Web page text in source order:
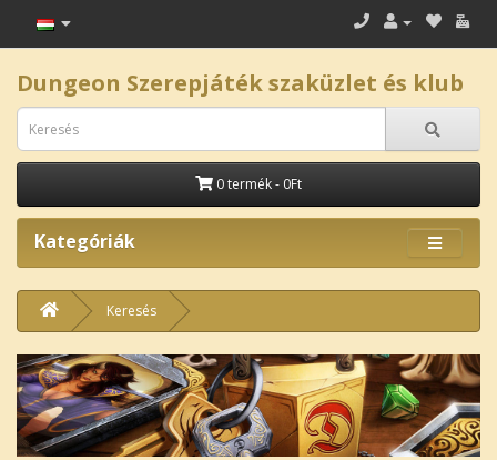
Dungeon Szerepjáték szaküzlet és klub
0 termék - 0Ft
Kategóriák
Keresés